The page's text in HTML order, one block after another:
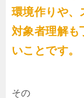
環境作りや、
対象者理解も
いことです。
その